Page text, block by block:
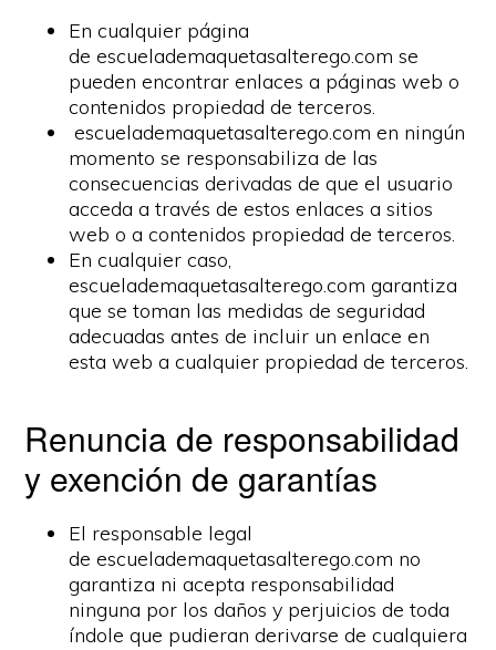
En cualquier página
de escuelademaquetasalterego.com se
pueden encontrar enlaces a páginas web o
contenidos propiedad de terceros.
escuelademaquetasalterego.com en ningún
momento se responsabiliza de las
consecuencias derivadas de que el usuario
acceda a través de estos enlaces a sitios
web o a contenidos propiedad de terceros.
En cualquier caso,
escuelademaquetasalterego.com garantiza
que se toman las medidas de seguridad
adecuadas antes de incluir un enlace en
esta web a cualquier propiedad de terceros.
Renuncia de responsabilidad
y exención de garantías
El responsable legal
de escuelademaquetasalterego.com no
garantiza ni acepta responsabilidad
ninguna por los daños y perjuicios de toda
índole que pudieran derivarse de cualquiera